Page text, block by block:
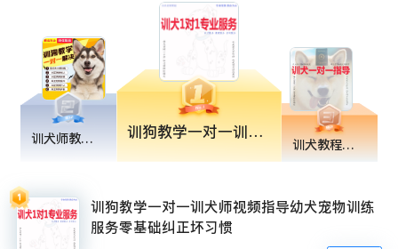
训犬师教学训狗大小便乱叫一对一指导 包学会柯基泰迪金毛边牧 训狗教学一对一训犬师视频指导幼犬宠物训练服务零基础纠正坏习惯
训犬教程一对一训狗教学宠物狗纠正乱叫咬拉布拉多柴犬法斗哈士奇
训狗教学一对一训犬师视频指导幼犬宠物训练
服务零基础纠正坏习惯